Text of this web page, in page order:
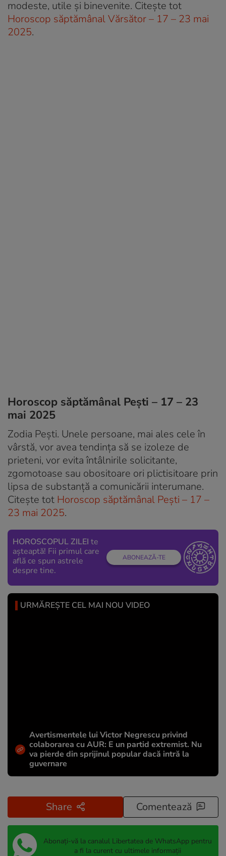
modeste, utile și binevenite. Citește tot
Horoscop săptămânal Vărsător – 17 – 23 mai
2025.
Horoscop săptămânal Pești – 17 – 23
mai 2025
Zodia Pești. Unele persoane, mai ales cele în
vârstă, vor avea tendința să se izoleze de
prieteni, vor evita întâlnirile solicitante,
zgomotoase sau obositoare ori plictisitoare prin
lipsa de substanță a comunicării interumane.
Citește tot Horoscop săptămânal Pești – 17 –
23 mai 2025.
HOROSCOPUL ZILEI te
așteaptă! Fii primul care
află ce spun astrele
despre tine.
ABONEAZĂ-TE
URMĂREȘTE CEL MAI NOU VIDEO
Avertismentele lui Victor Negrescu privind
colaborarea cu AUR: E un partid extremist. Nu
va pierde din sprijinul popular dacă intră la
guvernare
Share Comentează
Abonați-vă la canalul Libertatea de WhatsApp pentru
a fi la curent cu ultimele informații